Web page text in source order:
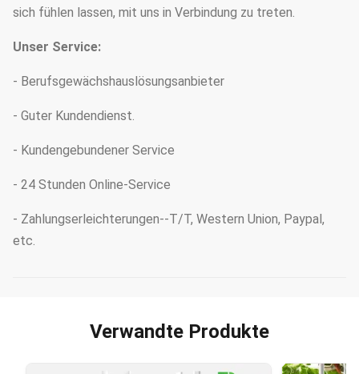
sich fühlen lassen, mit uns in Verbindung zu treten.
Unser Service:
- Berufsgewächshauslösungsanbieter
- Guter Kundendienst.
- Kundengebundener Service
- 24 Stunden Online-Service
- Zahlungserleichterungen--T/T, Western Union, Paypal,
etc.
Verwandte Produkte